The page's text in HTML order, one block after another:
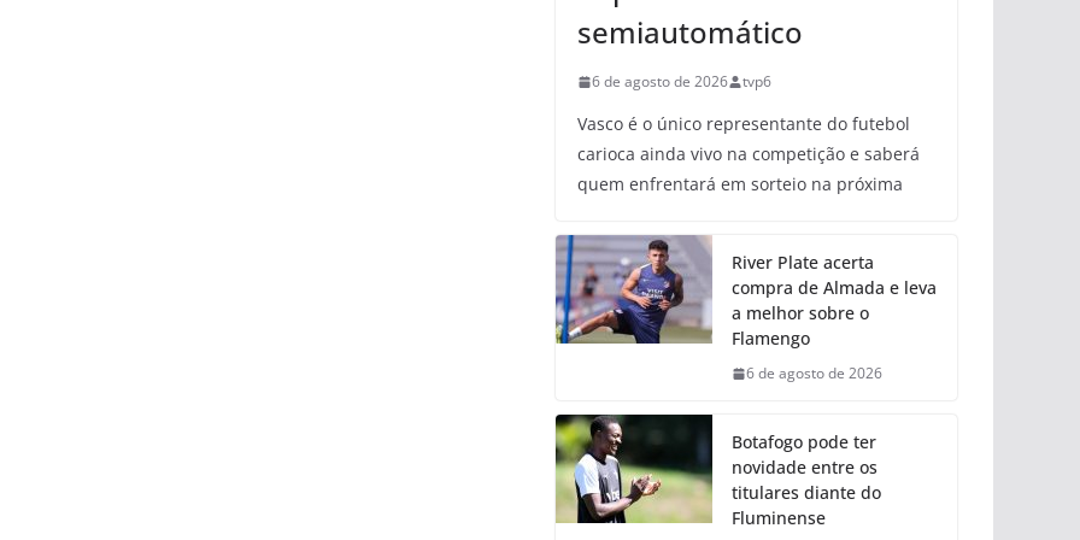
semiautomático
6 de agosto de 2026 tvp6
Vasco é o único representante do futebol
carioca ainda vivo na competição e saberá
quem enfrentará em sorteio na próxima
River Plate acerta
compra de Almada e leva
a melhor sobre o
Flamengo
6 de agosto de 2026
Botafogo pode ter
novidade entre os
titulares diante do
Fluminense